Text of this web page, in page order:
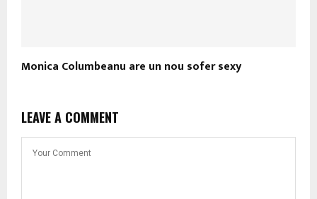
Monica Columbeanu are un nou sofer sexy
LEAVE A COMMENT